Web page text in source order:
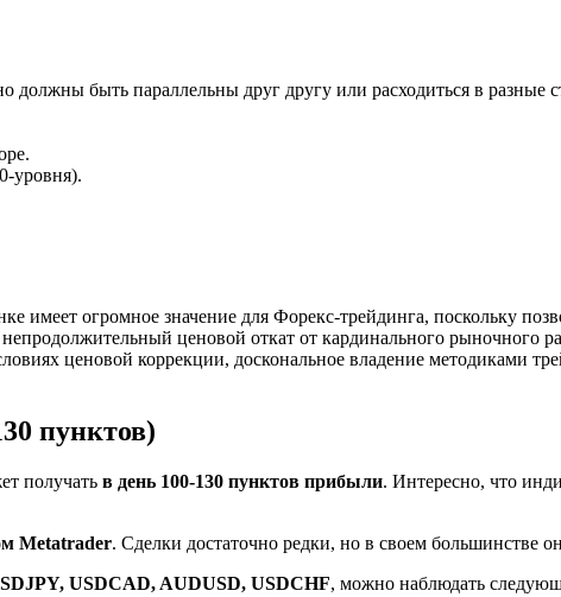
быть параллельны друг другу или расходиться в разные
уровня).
огромное значение для Форекс-трейдинга, поскольку
ценовой откат от кардинального рыночного
ценовой коррекции, доскональное владение методиками
пунктов)
получать в день 100-130 пунктов прибыли. Интересно, что
Metatrader. Сделки достаточно редки, но в своем большинстве
USDCAD, AUDUSD, USDCHF, можно наблюдать